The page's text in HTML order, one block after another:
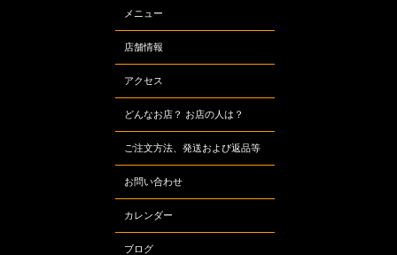
メニュー
店舗情報
アクセス
どんなお店？ お店の人は？
ご注文方法、発送および返品等
お問い合わせ
カレンダー
ブログ